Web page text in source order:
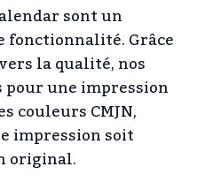
sont un
fonctionnalité. Grâce
la qualité, nos
une impression
couleurs CMJN,
impression soit
original.